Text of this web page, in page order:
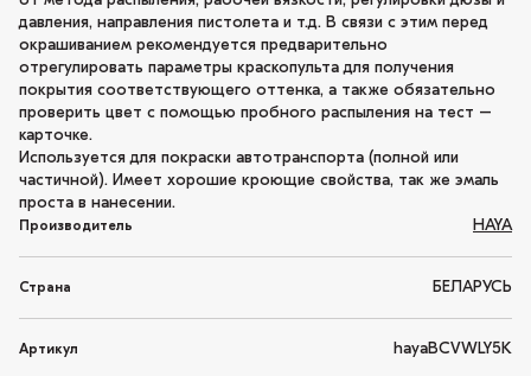
давления, направления пистолета и т.д. В связи с этим перед
окрашиванием рекомендуется предварительно
отрегулировать параметры краскопульта для получения
покрытия соответствующего оттенка, а также обязательно
проверить цвет с помощью пробного распыления на тест –
карточке.
Используется для покраски автотранспорта (полной или
частичной). Имеет хорошие кроющие свойства, так же эмаль
проста в нанесении.
Производитель HAYA
Страна БЕЛАРУСЬ
Артикул hayaBCVWLY5K